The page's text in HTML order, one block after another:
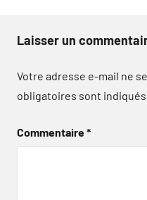
Laisser un
Votre adresse e-mail ne
obligatoires sont
Commentaire*